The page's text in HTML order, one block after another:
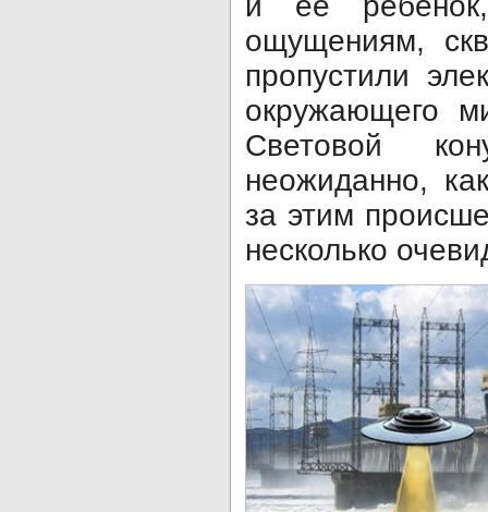
ощущениям,
пропустили
окружающего
Световой
неожиданно,
за этим
несколько